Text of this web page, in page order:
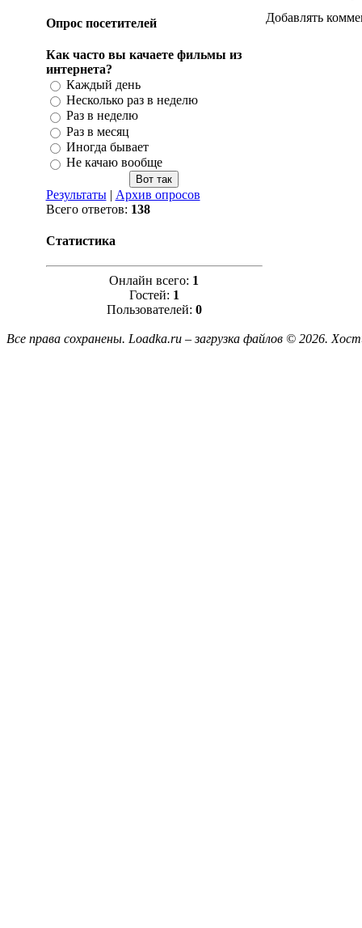
Опрос посетителей
Как часто вы качаете фильмы из
интернета?
Каждый день
Несколько раз в неделю
Раз в неделю
Раз в месяц
Иногда бывает
Не качаю вообще
Результаты| Архив опросов
Всего ответов: 138
Статистика
Онлайн всего: 1
Гостей: 1
Пользователей: 0
Добавлять
Все права сохранены. Loadka.ru – загрузка файлов © 2026.